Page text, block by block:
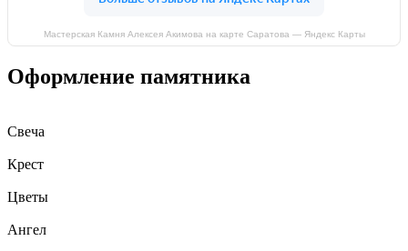
Мастерская Камня Алексея Акимова на карте Саратова — Яндекс Карты
Оформление памятника
Свеча
Крест
Цветы
Ангел